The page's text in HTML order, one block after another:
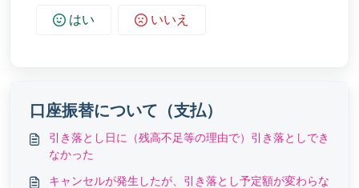
はい いいえ
口座振替について（支払）
引き落とし日に（残高不足等の理由で）引き落としでき
なかった
キャンセルが発生したが、引き落とし予定額が変わらな